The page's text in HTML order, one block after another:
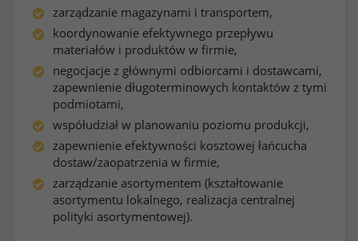
zarządzanie magazynami i transportem,
koordynowanie efektywnego przepływu
materiałów i produktów w firmie,
negocjacje z głównymi odbiorcami i dostawcami,
zapewnienie długoterminowych kontaktów z tymi
podmiotami,
współudział w planowaniu poziomu produkcji,
zapewnienie efektywności kosztowej łańcucha
dostaw/zaopatrzenia w firmie,
zarządzanie asortymentem (kształtowanie
asortymentu lokalnego, realizacja centralnej
polityki asortymentowej).